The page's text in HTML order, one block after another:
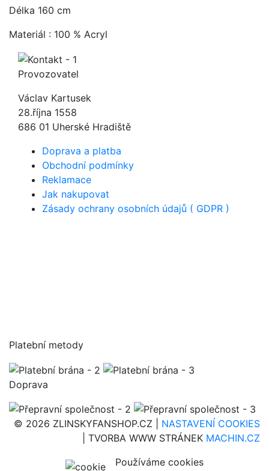
Délka 160 cm
Materiál : 100 % Acryl
Provozovatel
Václav Kartusek
28.října 1558
686 01 Uherské Hradiště
Doprava a platba
Obchodní podmínky
Reklamace
Jak nakupovat
Zásady ochrany osobních údajů ( GDPR )
Platební metody
Doprava
© 2026 ZLINSKYFANSHOP.CZ | NASTAVENÍ COOKIES
| TVORBA WWW STRÁNEK MACHIN.CZ
Používáme cookies